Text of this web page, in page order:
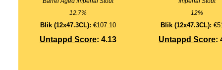
12.7%
Blik (12x47.3CL): €107.10
Untappd Score: 4.13
12%
Blik (12x47.3CL):
Untappd Score: